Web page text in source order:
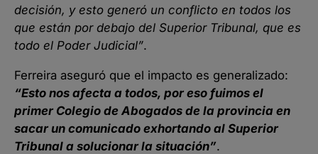
decisión, y esto generó un conflicto en todos los
que están por debajo del Superior Tribunal, que es
todo el Poder Judicial”.
Ferreira aseguró que el impacto es generalizado:
“Esto nos afecta a todos, por eso fuimos el
primer Colegio de Abogados de la provincia en
sacar un comunicado exhortando al Superior
Tribunal a solucionar la situación”.